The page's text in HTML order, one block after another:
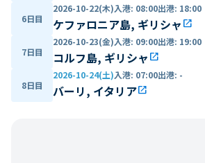
6日目
2026-10-22(木)入港: 08:00出港: 18:00
ケファロニア島, ギリシャ open_in_new
7日目
2026-10-23(金)入港: 09:00出港: 19:00
コルフ島, ギリシャ open_in_new
8日目
2026-10-24(土)入港: 07:00出港: -
バーリ, イタリアopen_in_new